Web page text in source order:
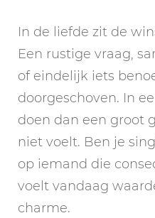
In de liefde zit de
Een rustige vraag,
of eindelijk iets
doorgeschoven. In
doen dan een groot
niet voelt. Ben je
op iemand die
voelt vandaag
charme.